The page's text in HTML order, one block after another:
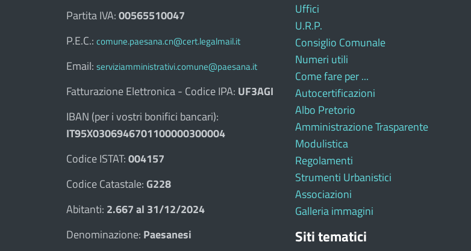
Partita IVA:00565510047
P.E.C.: comune.paesana.cn@cert.legalmail.it
Email: serviziamministrativi.comune@paesana.it
Fatturazione Elettronica - Codice IPA: UF3AGI
IBAN (per i vostri bonifici bancari):
IT95X0306946701100000300004
Codice ISTAT:004157
Codice Catastale:G228
Abitanti: 2.667 al 31/12/2024
Denominazione: Paesanesi
Uffici
U.R.P.
Consiglio Comunale
Numeri utili
Come fare per ...
Autocertificazioni
Albo Pretorio
Amministrazione Trasparente
Modulistica
Regolamenti
Strumenti Urbanistici
Associazioni
Galleria immagini
Siti tematici